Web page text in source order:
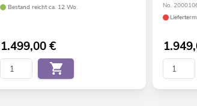
Bestand reicht ca. 12 Wo.
1.499,00€
No.